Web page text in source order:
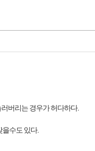
버리는 경우가 허다하다.
을수도 있다.